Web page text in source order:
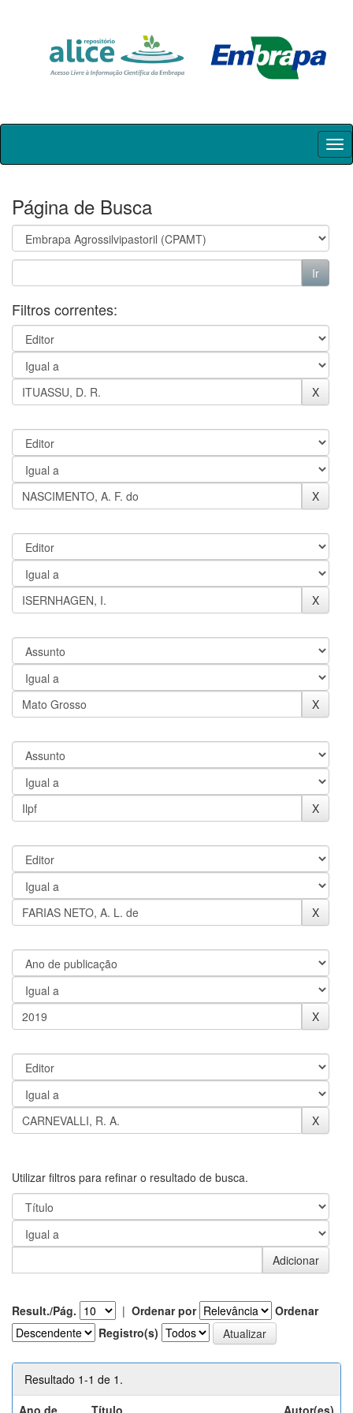
Skip
Página de Busca
Filtros correntes:
Utilizar filtros para refinar o resultado de busca.
Result./Pág. | Ordenar por
Ordenar
Registro(s)
Resultado 1-1 de 1.
Ano de
Título Autor(es)